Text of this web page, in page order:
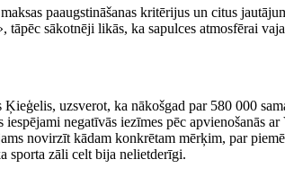
paaugstināšanas kritērijus un citus
sākotnēji likās, ka sapulces atmosfērai
uzsverot, ka nākošgad par 580 000
negatīvās iezīmes pēc apvienošanās
novirzīt kādam konkrētam mērķim, par
sporta zāli celt bija nelietderīgi.